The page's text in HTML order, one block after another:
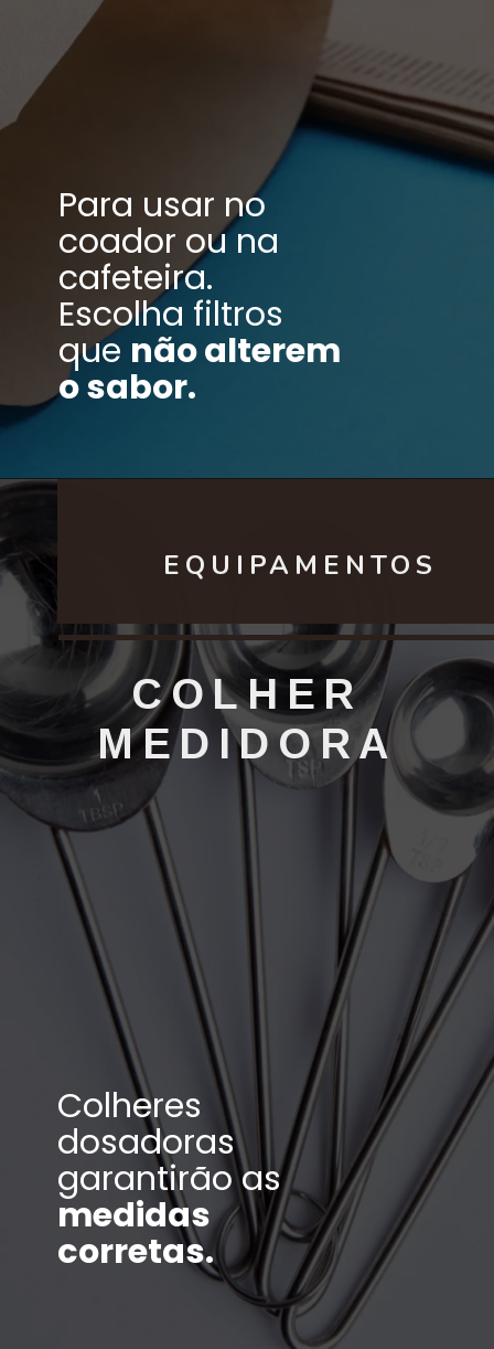
Para usar no
coador ou na
cafeteira.
Escolha filtros
que não alterem
o sabor.
EQUIPAMENTOS
COLHER
MEDIDORA
Colheres
dosadoras
garantirão as
medidas
corretas.